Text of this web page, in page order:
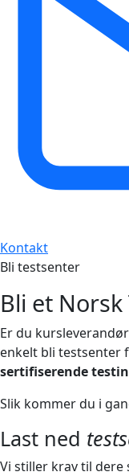
Kontakt
Bli testsenter
Bli et
Er du
enkelt bli testsenter
sertifiserende
Slik kommer du i
Last ned
Vi stiller krav til